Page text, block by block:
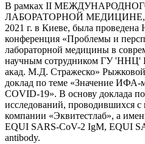
В рамках ІІ
ЛАБОРАТОРНОЙ МЕДИЦИНЕ,
2021 г. в Киеве, была проведена
конференция «Проблемы и
лабораторной медицины в
научным сотрудником ГУ 'ННЦ'
акад. М.Д. Стражеско»
доклад по теме «Значение ИФА-
COVID-19». В основу доклада
исследований, проводившихся с
компании «Эквитестлаб», а
EQUI SARS-CoV-2 IgM, EQUI
antibody.